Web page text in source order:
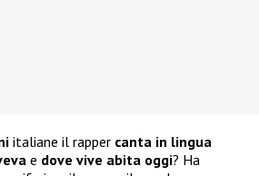
italiane il rapper canta in lingua
e dove vive abita oggi? Ha